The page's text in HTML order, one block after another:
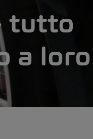
tutto
a